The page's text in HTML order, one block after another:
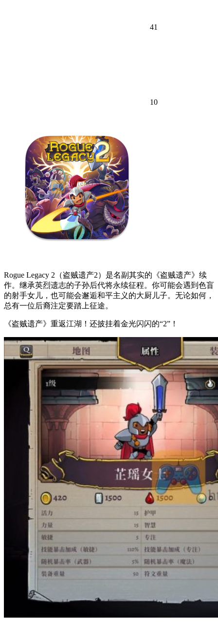
41
10
Rogue Legacy 2（盗贼遗产2）是名副其实的《盗贼遗产》续
作。继承英烈遗志的子孙后代将永续征程。你可能会遇到色盲
的射手女儿，也可能会邂逅和平主义的大厨儿子。无论如何，
总有一位后裔注定要踏上征途。
《盗贼遗产》重返江湖！还披挂着金光闪闪的“2”！